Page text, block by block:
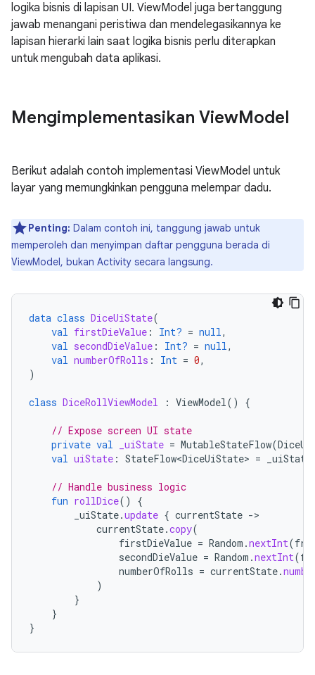
logika bisnis di lapisan UI. ViewModel juga bertanggung
jawab menangani peristiwa dan mendelegasikannya ke
lapisan hierarki lain saat logika bisnis perlu diterapkan
untuk mengubah data aplikasi.
Mengimplementasikan ViewModel
Berikut adalah contoh implementasi ViewModel untuk
layar yang memungkinkan pengguna melempar dadu.
Penting: Dalam contoh ini, tanggung jawab untuk
memperoleh dan menyimpan daftar pengguna berada di
ViewModel, bukan Activity secara langsung.
data class DiceUiState(
val firstDieValue : Int? = null,
val secondDieValue : Int? = null,
val numberOfRolls : Int = 0,
)
class DiceRollViewModel : ViewModel() {
// Expose screen UI state
private val _uiState = MutableStateFlow(
val uiState : StateFlow<DiceUiState> = _uiState
// Handle business logic
fun rollDice()
{
_uiState.update { currentState -
currentState.copy(
firstDieValue = Random .nextInt(
secondDieValue = Random .nextInt(
numberOfRolls = currentState.
)
}
}
}